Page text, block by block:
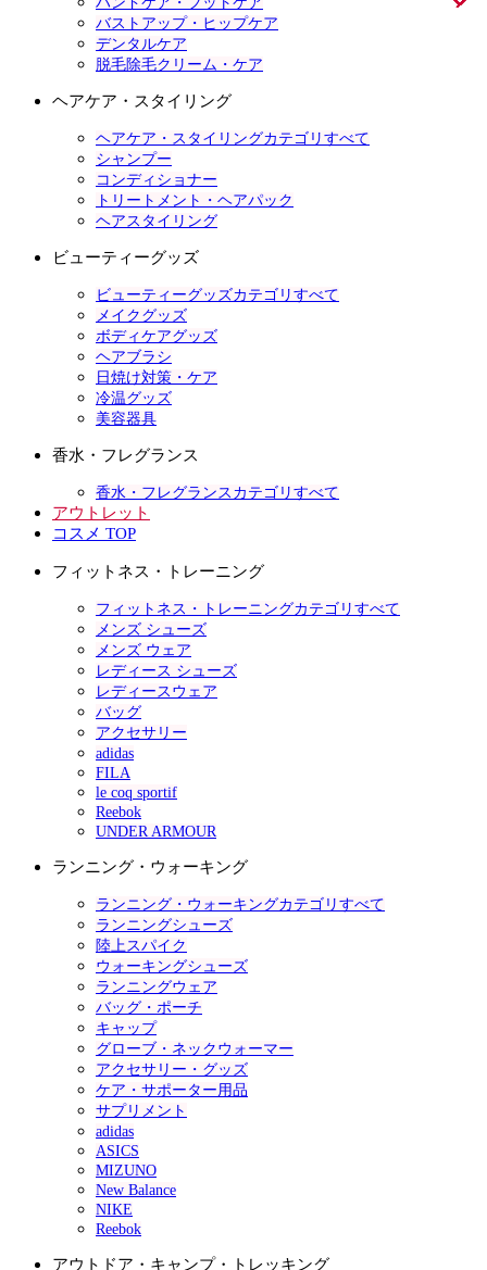
バストアップ・ヒップケア
デンタルケア
脱毛除毛クリーム・ケア
ヘアケア・スタイリング
ヘアケア・スタイリングカテゴリすべて
シャンプー
コンディショナー
トリートメント・ヘアパック
ヘアスタイリング
ビューティーグッズ
ビューティーグッズカテゴリすべて
メイクグッズ
ボディケアグッズ
ヘアブラシ
日焼け対策・ケア
冷温グッズ
美容器具
香水・フレグランス
香水・フレグランスカテゴリすべて
アウトレット
コスメ TOP
フィットネス・トレーニング
フィットネス・トレーニングカテゴリすべて
メンズ シューズ
メンズ ウェア
レディース シューズ
レディースウェア
バッグ
アクセサリー
adidas
FILA
le coq sportif
Reebok
UNDER ARMOUR
ランニング・ウォーキング
ランニング・ウォーキングカテゴリすべて
ランニングシューズ
陸上スパイク
ウォーキングシューズ
ランニングウェア
バッグ・ポーチ
キャップ
グローブ・ネックウォーマー
アクセサリー・グッズ
ケア・サポーター用品
サプリメント
adidas
ASICS
MIZUNO
New Balance
NIKE
Reebok
アウトドア・キャンプ・トレッキング